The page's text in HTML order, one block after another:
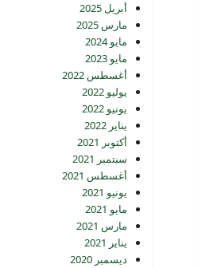
أبريل 2025
مارس 2025
مايو 2024
مايو 2023
أغسطس 2022
يوليو 2022
يونيو 2022
يناير 2022
أكتوبر 2021
سبتمبر 2021
أغسطس 2021
يونيو 2021
مايو 2021
مارس 2021
يناير 2021
ديسمبر 2020